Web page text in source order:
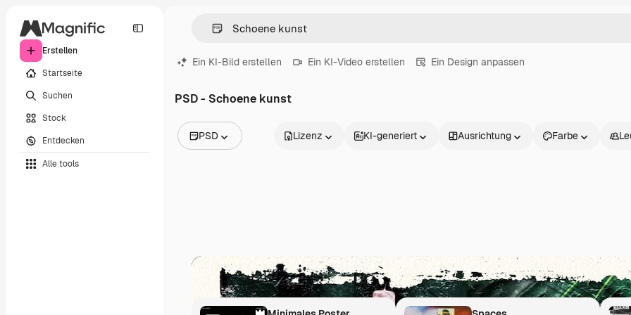
Erstellen
Startseite
Suchen
Stock
Entdecken
Alle tools
Ein KI-Bild erstellen Ein KI-Video erstellen Ein Design anpassen
PSD - Schoene kunst
PSD
Motion Graphics
Videovorlagen
3D-Modelle
Schriftarten
Lizenz KI-generiert Ausrichtung Farbe
Inspiration beginnt hier
Kombiniere Stockbilder mit KI und verwandle deine